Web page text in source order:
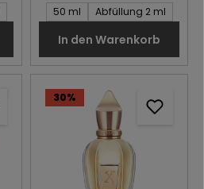
Inhalt des Artikel:
50 ml Abfüllung 2 ml
In den Warenkorb
30%